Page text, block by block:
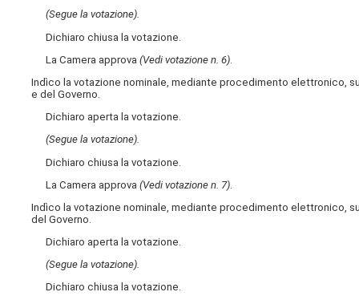
(Segue la votazione).
Dichiaro chiusa la votazione.
La Camera approva(Vedi votazione n. 6)
Indìco la votazione nominale, mediante procedimento elettronico,
e del Governo.
Dichiaro aperta la votazione.
(Segue la votazione).
Dichiaro chiusa la votazione.
La Camera approva(Vedi votazione n. 7)
Indìco la votazione nominale, mediante procedimento elettronico,
del Governo.
Dichiaro aperta la votazione.
(Segue la votazione).
Dichiaro chiusa la votazione.